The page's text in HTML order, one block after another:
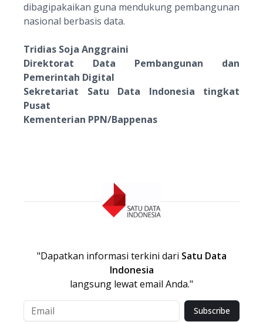
dibagipakaikan guna mendukung pembangunan
nasional berbasis data.
Tridias Soja Anggraini
Direktorat Data Pembangunan dan
Pemerintah Digital
Sekretariat Satu Data Indonesia tingkat
Pusat
Kementerian PPN/Bappenas
"Dapatkan informasi terkini dari Satu Data
Indonesia
langsung lewat email Anda."
Subscribe